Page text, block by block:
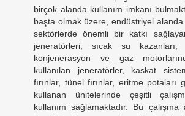
birçok alanda kullanım imkanı
başta olmak üzere, endüstriyel
sektörlerde önemli bir katkı
jeneratörleri, sıcak su kazanları,
konjenerasyon ve gaz
kullanılan jeneratörler, kaskat
fırınlar, tünel fırınlar, eritme potaları
kullanan ünitelerinde çeşitli
kullanım sağlamaktadır. Bu çalışma